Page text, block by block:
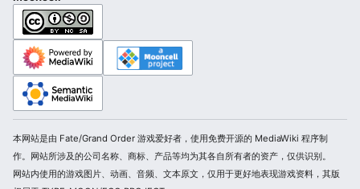
本网站是由 Fate/Grand Order 游戏爱好者，使用免费开源的 MediaWiki 程序制
作。网站所涉及的公司名称、商标、产品等均为其各自所有者的资产，仅供识别。
网站内使用的游戏图片、动画、音频、文本原文，仅用于更好地表现游戏资料，其版